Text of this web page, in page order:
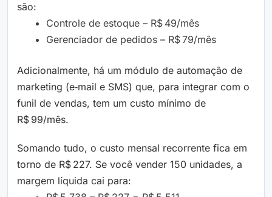
são:
Controle de estoque – R$ 49/mês
Gerenciador de pedidos – R$ 79/mês
Adicionalmente, há um módulo de automação de
marketing (e‑mail e SMS) que, para integrar com o
funil de vendas, tem um custo mínimo de
R$ 99/mês.
Somando tudo, o custo mensal recorrente fica em
torno de R$ 227. Se você vender 150 unidades, a
margem líquida cai para: